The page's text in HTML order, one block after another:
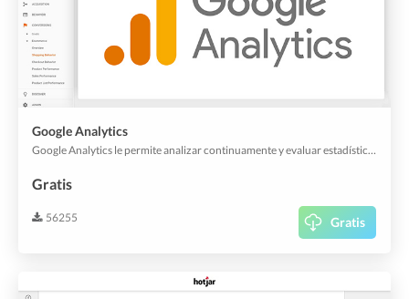
Google Analytics
Google Analytics le permite analizar continuamente y evaluar estadísticamente las vistas de su aplicación y de su aplicación web. Y también es útil para el análisis de la experiencia del cliente.
Gratis
56255 Gratis